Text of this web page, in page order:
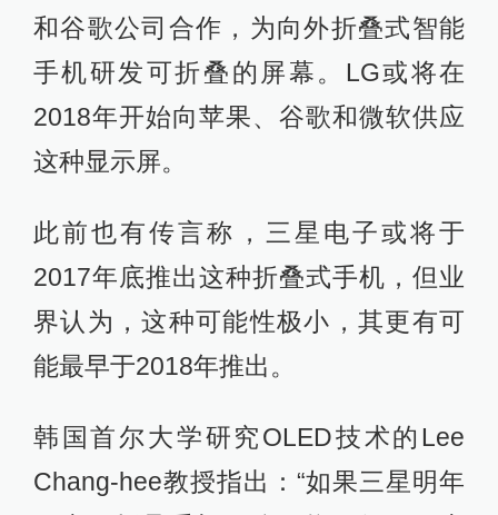
和谷歌公司合作，为向外折叠式智能
手机研发可折叠的屏幕。LG或将在
2018年开始向苹果、谷歌和微软供应
这种显示屏。
此前也有传言称，三星电子或将于
2017年底推出这种折叠式手机，但业
界认为，这种可能性极小，其更有可
能最早于2018年推出。
韩国首尔大学研究OLED技术的Lee
Chang-hee教授指出：“如果三星明年